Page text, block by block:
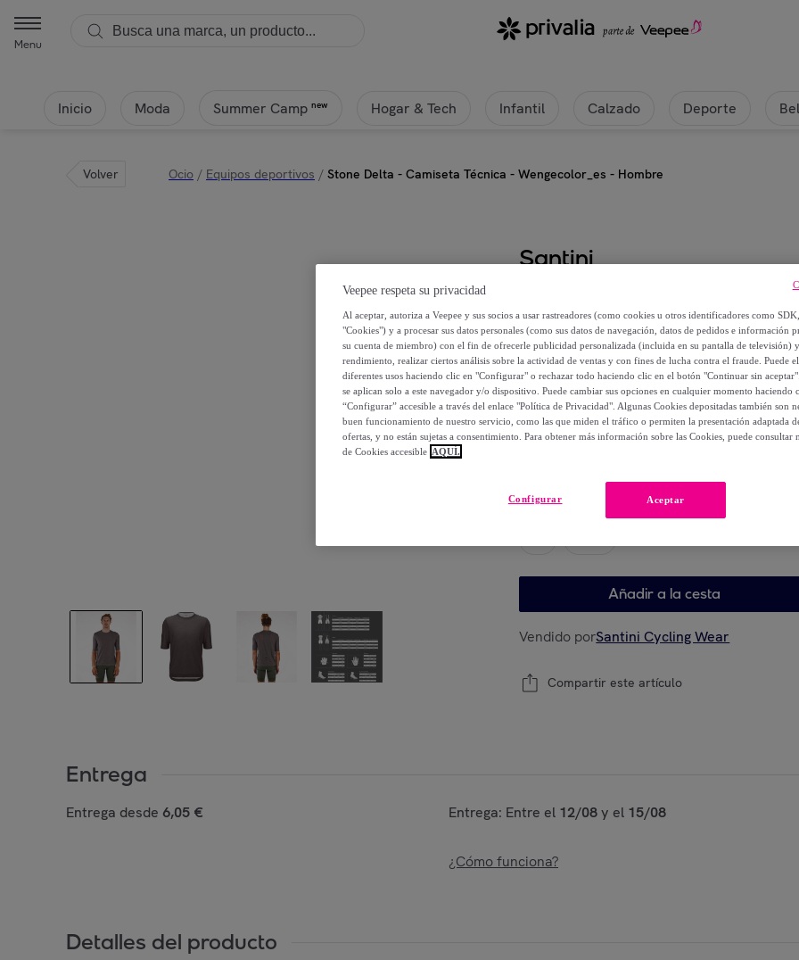
Menu
Inicio Moda Summer Camp new Hogar & Tech Infantil Calzado Deporte
Volver Ocio / Equipos deportivos / Stone Delta - Camiseta Técnica - Wengecolor_es - Hombre
Santini
Stone Delta - Camiseta Técnica
25,00 €
70,00 €
-64%
Elige tu modelo
Añadir a la cesta
Vendido porSantini Cycling Wear
Compartir este artículo
Entrega
Entrega desde 6,05 € Entrega: Entre el 12/08y el 15/08
¿Cómo funciona?
Detalles del producto
Veepee respeta su privacidad
Al aceptar, autoriza a Veepee y sus socios a usar rastreadores (como cookies u otros identificadores como
"Cookies") y a procesar sus datos personales (como sus datos de navegación, datos de pedidos e información
su cuenta de miembro) con el fin de ofrecerle publicidad personalizada (incluida en su pantalla de televisión)
rendimiento, realizar ciertos análisis sobre la actividad de ventas y con fines de lucha contra el fraude. Puede
diferentes usos haciendo clic en "Configurar" o rechazar todo haciendo clic en el botón "Continuar sin
se aplican solo a este navegador y/o dispositivo. Puede cambiar sus opciones en cualquier momento haciendo
“Configurar” accesible a través del enlace "Política de Privacidad". Algunas Cookies depositadas también son
buen funcionamiento de nuestro servicio, como las que miden el tráfico o permiten la presentación adaptada
ofertas, y no están sujetas a consentimiento. Para obtener más información sobre las Cookies, puede consultar
de Cookies accesible AQUÍ.
Aceptar
Configurar